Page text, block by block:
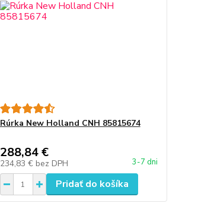
Rúrka New Holland CNH 85815674
288,84 €
234,83 € bez DPH 3-7 dni
Pridať do košíka